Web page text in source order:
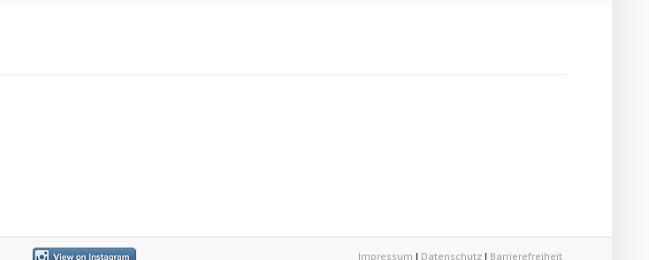
Impressum | Datenschutz | Barrierefreiheit